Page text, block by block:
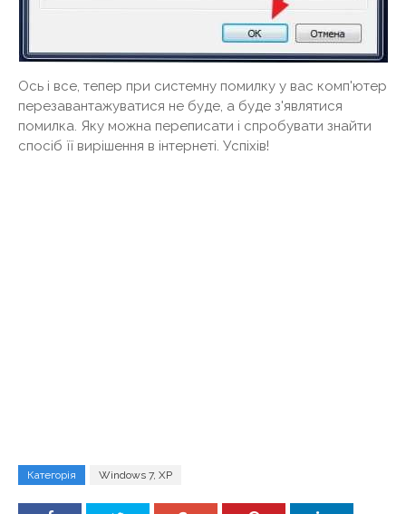
Ось і все, тепер при системну помилку у вас комп'ютер
перезавантажуватися не буде, а буде з'являтися
помилка. Яку можна переписати і спробувати знайти
спосіб її вирішення в інтернеті. Успіхів!
Категорія Windows 7, XP